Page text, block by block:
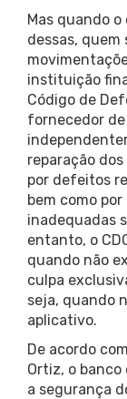
Mas quando
dessas, quem
instituição
Código de
fornecedor
reparação
por defeitos
bem como
inadequadas
entanto, o
quando não
culpa
seja, quando
aplicativo.
De acordo
Ortiz, o
a segurança